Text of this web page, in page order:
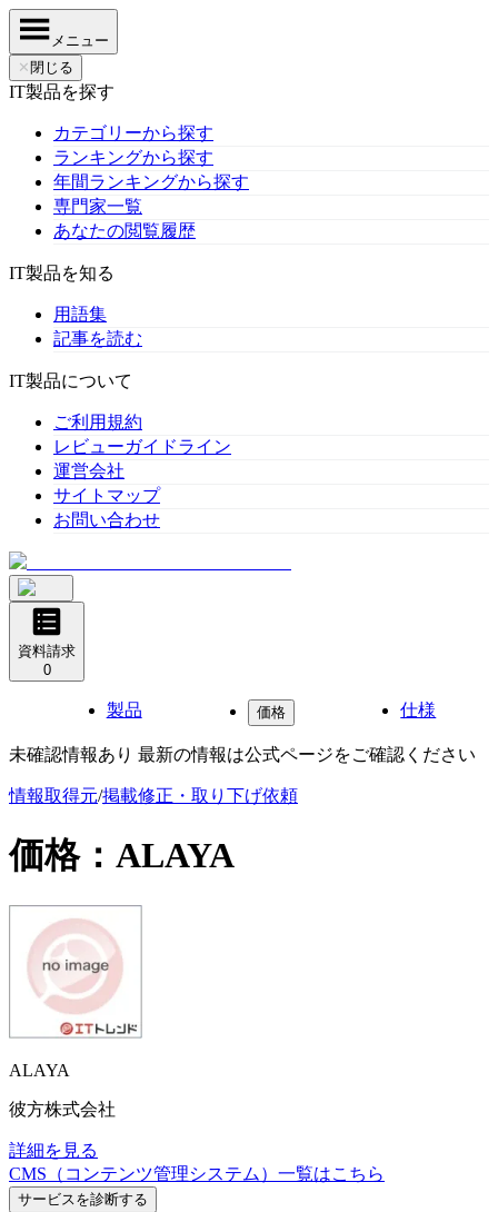
メニュー
✕ 閉じる
IT製品を探す
カテゴリーから探す
ランキングから探す
年間ランキングから探す
専門家一覧
あなたの閲覧履歴
IT製品を知る
用語集
記事を読む
IT製品について
ご利用規約
レビューガイドライン
運営会社
サイトマップ
お問い合わせ
資料請求
0
製品 価格 仕様
未確認情報あり 最新の情報は公式ページをご確認ください
情報取得元/掲載修正・取り下げ依頼
価格： ALAYA
ALAYA
彼方株式会社
詳細を見る
CMS（コンテンツ管理システム） 一覧はこちら
サービスを診断する